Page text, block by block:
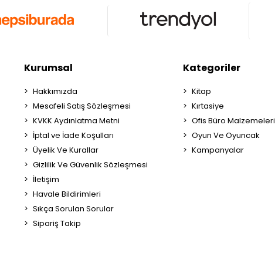
Kurumsal
Hakkımızda
Mesafeli Satış Sözleşmesi
KVKK Aydınlatma Metni
İptal ve İade Koşulları
Üyelik Ve Kurallar
Gizlilik Ve Güvenlik Sözleşmesi
İletişim
Havale Bildirimleri
Sıkça Sorulan Sorular
Sipariş Takip
Kategoriler
Kitap
Kırtasiye
Ofis Büro Malzemeleri
Oyun Ve Oyuncak
Kampanyalar